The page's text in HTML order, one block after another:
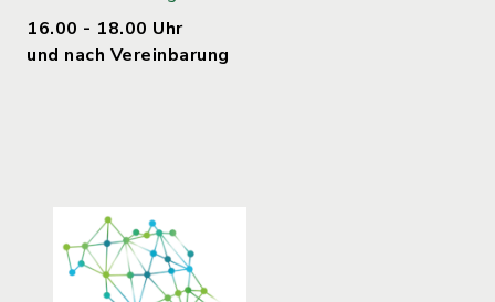
16.00 - 18.00 Uhr
und nach Vereinbarung